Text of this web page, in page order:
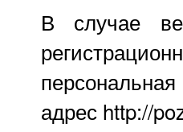
В случае
адрес http://